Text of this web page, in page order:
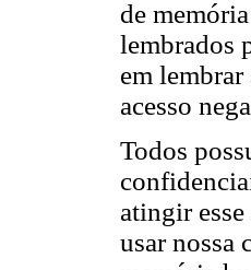
de
lembrados
em
acesso
Todos
atingir
usar nossa